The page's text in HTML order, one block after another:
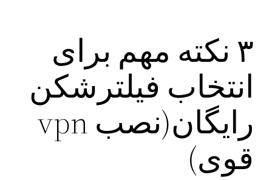
۳ نکته مهم برای
انتخاب فیلترشکن
رایگان(نصب vpn
قوی)